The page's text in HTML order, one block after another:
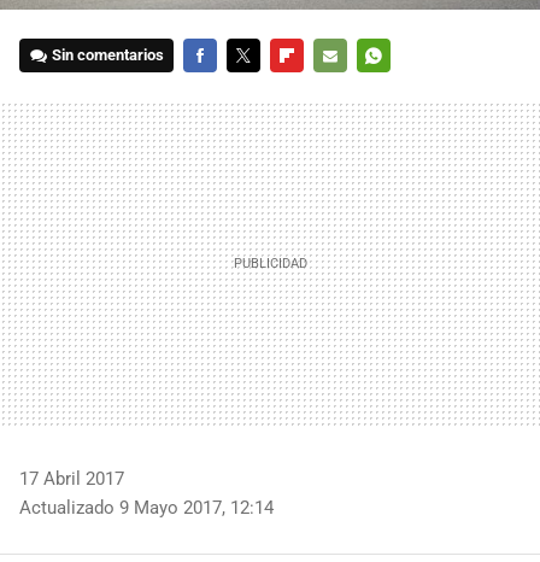
Sin comentarios
MAIL
17 Abril 2017
Actualizado 9 Mayo 2017, 12:14